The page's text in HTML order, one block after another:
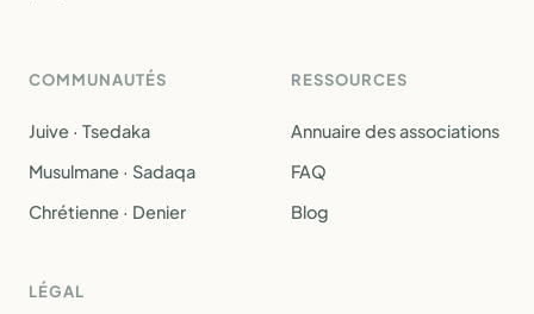
COMMUNAUTÉS
Juive · Tsedaka
Musulmane · Sadaqa
Chrétienne · Denier
RESSOURCES
Annuaire des associations
FAQ
Blog
LÉGAL